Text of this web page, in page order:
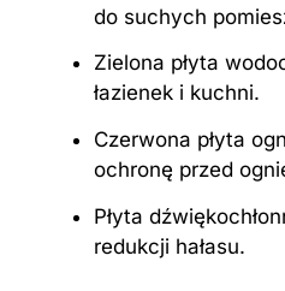
do suchych
Zielona płyta
łazienek i kuchni.
Czerwona płyta
ochronę przed
Płyta
redukcji hałasu.